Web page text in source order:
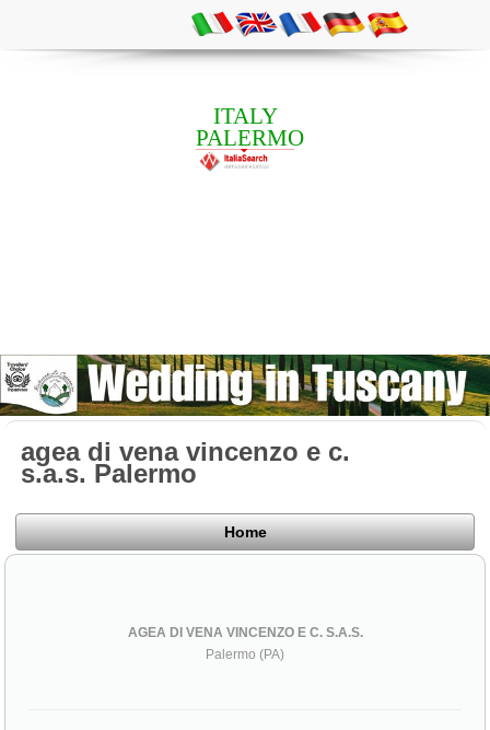
ITALY
PALERMO
agea di vena vincenzo e c.
s.a.s. Palermo
Home
AGEA DI VENA VINCENZO E C. S.A.S.
Palermo (PA)